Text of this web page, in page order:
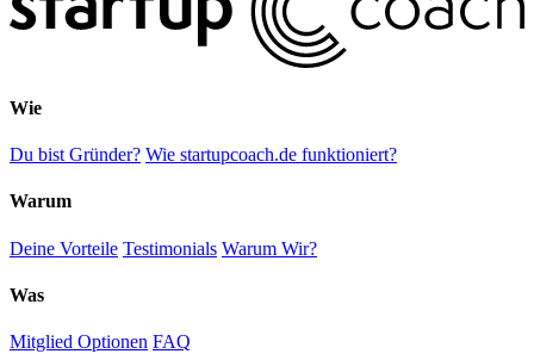
Wie
Du bist Gründer? Wie startupcoach.de funktioniert?
Warum
Deine Vorteile Testimonials Warum Wir?
Was
Mitglied Optionen FAQ